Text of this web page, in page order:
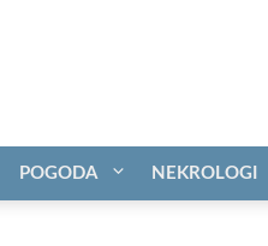
POGODA NEKROLOGI